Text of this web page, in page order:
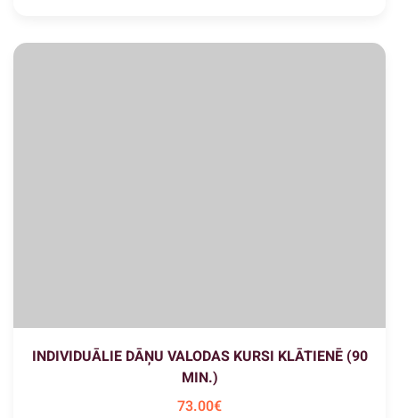
INDIVIDUĀLIE DĀŅU VALODAS KURSI KLĀTIENĒ (90
MIN.)
73.00€